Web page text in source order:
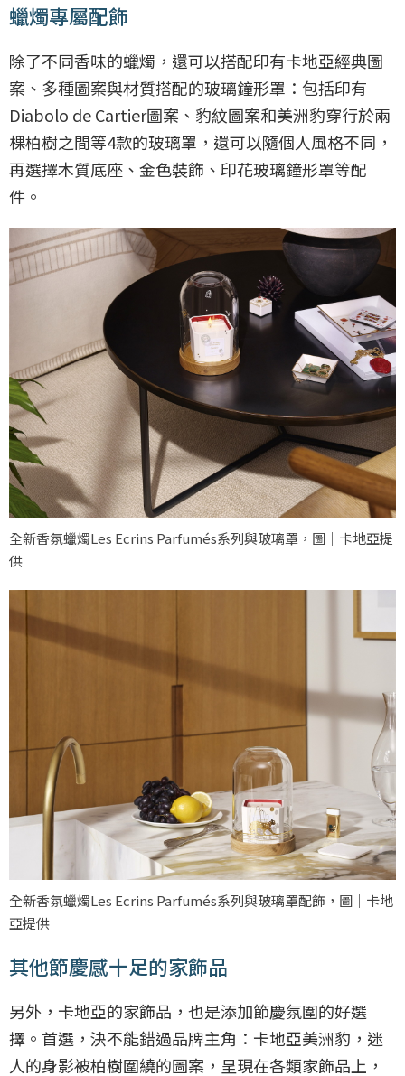
蠟燭專屬配飾
除了不同香味的蠟燭，還可以搭配印有卡地亞經典圖
案、多種圖案與材質搭配的玻璃鐘形罩：包括印有
Diabolo de Cartier圖案、豹紋圖案和美洲豹穿行於兩
棵柏樹之間等4款的玻璃罩，還可以隨個人風格不同，
再選擇木質底座、金色裝飾、印花玻璃鐘形罩等配
件。
全新香氛蠟燭Les Ecrins Parfumés系列與玻璃罩，圖｜卡地亞提
供
全新香氛蠟燭Les Ecrins Parfumés系列與玻璃罩配飾，圖｜卡地
亞提供
其他節慶感十足的家飾品
另外，卡地亞的家飾品，也是添加節慶氛圍的好選
擇。首選，決不能錯過品牌主角：卡地亞美洲豹，迷
人的身影被柏樹圍繞的圖案，呈現在各類家飾品上，